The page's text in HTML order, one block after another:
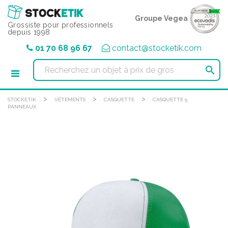
Grossiste pour professionnels
depuis 1998
Groupe Vegea
01 70 68 96 67 contact@stocketik.com

STOCKETIK > VÊTEMENTS > CASQUETTE >
CASQUETTE 5
PANNEAUX
Panneau de gestion des cookies